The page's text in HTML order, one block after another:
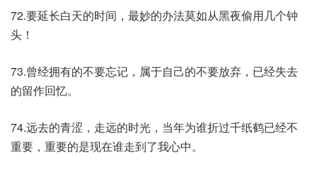
72.要延长白天的时间，最妙的办法莫如从黑夜偷用几个钟
头！
73.曾经拥有的不要忘记，属于自己的不要放弃，已经失去
的留作回忆。
74.远去的青涩，走远的时光，当年为谁折过千纸鹤已经不
重要，重要的是现在谁走到了我心中。